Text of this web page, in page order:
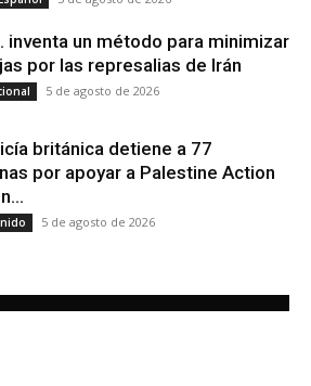
inventa un método para minimizar
por las represalias de Irán
5 de agosto de 2026
británica detiene a 77
por apoyar a Palestine Action
5 de agosto de 2026